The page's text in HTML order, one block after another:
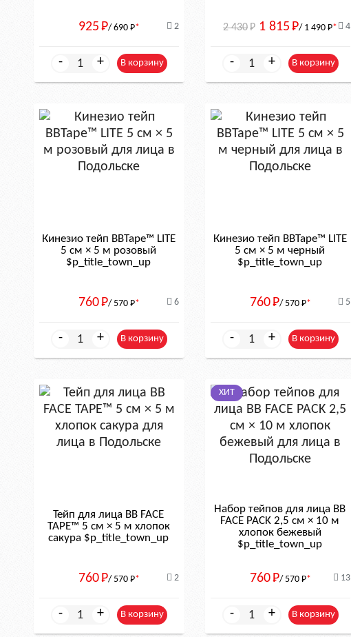
925 Р/ 690 Р* 2
- + В корзину
2 430Р 1 815 Р/ 1 490 Р* 4
- + В корзину
Кинезио тейп BBTape™ LITE
5 см × 5 м розовый
$р_title_town_up
760Р/ 570 Р* 6
- + В корзину
Кинезио тейп BBTape™ LITE
5 см × 5 м черный
$р_title_town_up
760Р/ 570 Р* 5
- + В корзину
Тейп для лица BB FACE
TAPE™ 5 см × 5 м хлопок
сакура $р_title_town_up
760Р/ 570 Р* 2
- + В корзину
ХИТ
Набор тейпов для лица BB
FACE PACK 2,5 см × 10 м
хлопок бежевый
$р_title_town_up
760Р/ 570 Р* 13
- + В корзину